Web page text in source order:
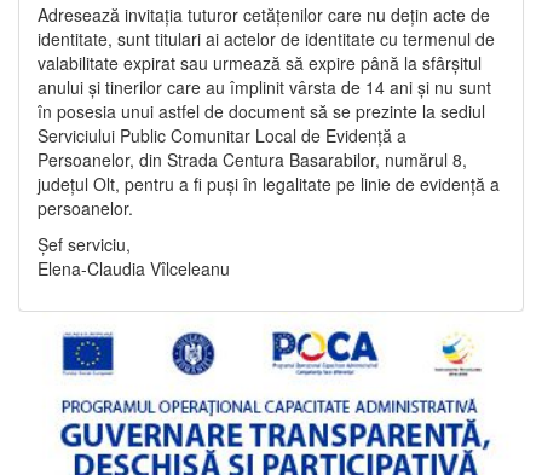
Adresează invitația tuturor cetățenilor care nu dețin acte de
identitate, sunt titulari ai actelor de identitate cu termenul de
valabilitate expirat sau urmează să expire până la sfârșitul
anului și tinerilor care au împlinit vârsta de 14 ani și nu sunt
în posesia unui astfel de document să se prezinte la sediul
Serviciului Public Comunitar Local de Evidență a
Persoanelor, din Strada Centura Basarabilor, numărul 8,
județul Olt, pentru a fi puși în legalitate pe linie de evidență a
persoanelor.
Șef serviciu,
Elena-Claudia Vîlceleanu